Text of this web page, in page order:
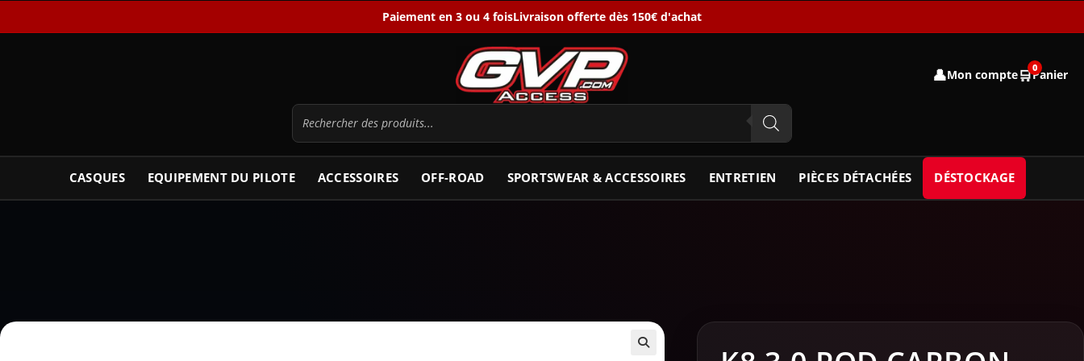
Paiement en 3 ou 4 foisLivraison offerte dès 150€ d'achat
👤Mon compte🛒0
Panier
CASQUES EQUIPEMENT DU PILOTE ACCESSOIRES OFF-ROAD SPORTSWEAR & ACCESSOIRES ENTRETIEN PIÈCES DÉTACHÉES DÉSTOCKAGE